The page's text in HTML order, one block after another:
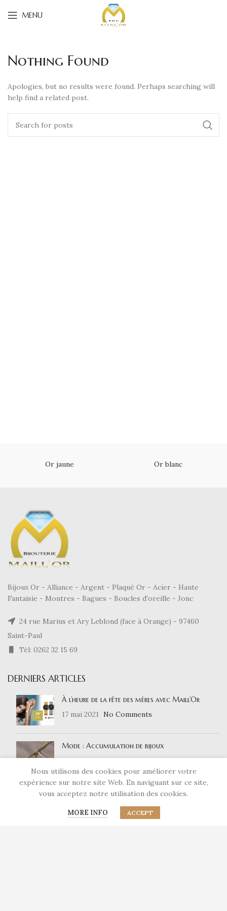
MENU
Nothing Found
Apologies, but no results were found. Perhaps searching will
help find a related post.
Or jaune Or blanc
Bijoux Or - Alliance - Argent - Plaqué Or - Acier - Haute
Fantaisie - Montres - Bagues - Boucles d'oreille - Jonc
24 rue Marius et Ary Leblond (face à Orange) - 97460
Saint-Paul
Tél: 0262 32 15 69
DERNIERS ARTICLES
À l’heure de la fête des mères avec Maill’Or
17 mai 2021
No Comments
Mode : Accumulation de bijoux
15 avril 2021 No Comments
Nous utilisons des cookies pour améliorer votre
expérience sur notre site Web. En naviguant sur ce site,
vous acceptez notre utilisation des cookies.
MORE INFO ACCEPT